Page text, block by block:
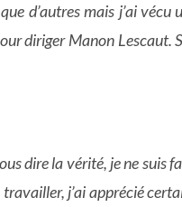
d’autres mais j’ai
diriger Manon Lescaut.
dire la vérité, je ne suis
j’ai apprécié